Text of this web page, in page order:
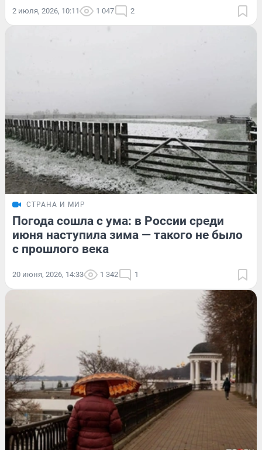
2 июля, 2026, 10:11 1 047 2
СТРАНА И МИР
Погода сошла с ума: в России среди
июня наступила зима — такого не было
с прошлого века
20 июня, 2026, 14:33 1 342 1